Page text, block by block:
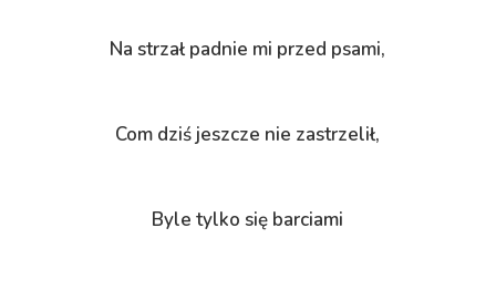
Na strzał padnie mi przed psami,
Com dziś jeszcze nie zastrzelił,
Byle tylko się barciami